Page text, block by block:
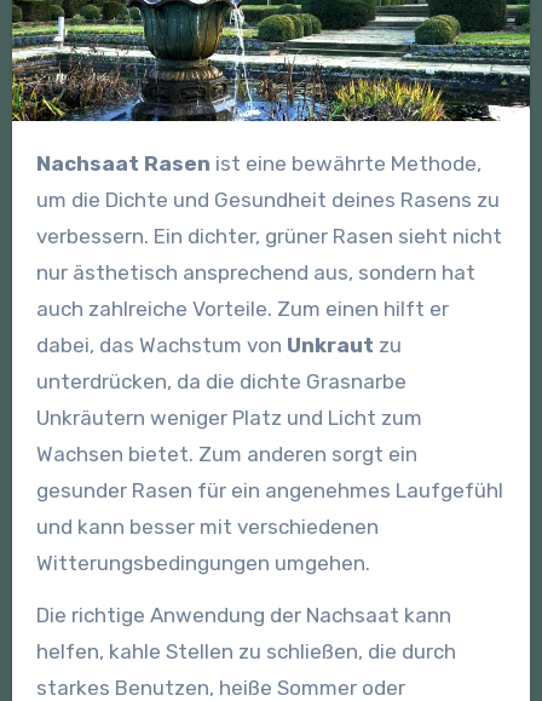
Nachsaat Rasen ist eine bewährte Methode,
um die Dichte und Gesundheit deines Rasens zu
verbessern. Ein dichter, grüner Rasen sieht nicht
nur ästhetisch ansprechend aus, sondern hat
auch zahlreiche Vorteile. Zum einen hilft er
dabei, das Wachstum von Unkraut zu
unterdrücken, da die dichte Grasnarbe
Unkräutern weniger Platz und Licht zum
Wachsen bietet. Zum anderen sorgt ein
gesunder Rasen für ein angenehmes Laufgefühl
und kann besser mit verschiedenen
Witterungsbedingungen umgehen.
Die richtige Anwendung der Nachsaat kann
helfen, kahle Stellen zu schließen, die durch
starkes Benutzen, heiße Sommer oder